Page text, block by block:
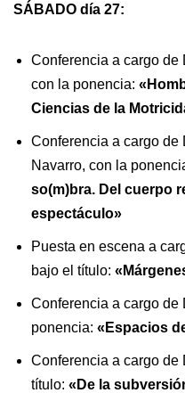
SÁBADO día 27:
Conferencia a cargo de
con la ponencia:
Ciencias de la
Conferencia a cargo de
Navarro, con la
so(m)bra. Del cuerpo
espectáculo»
Puesta en escena a
bajo el título:
Conferencia a cargo de
ponencia: «Espacios
Conferencia a cargo de
título: «De la